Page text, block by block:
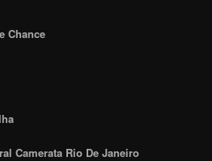
Chance
Camerata Rio De Janeiro